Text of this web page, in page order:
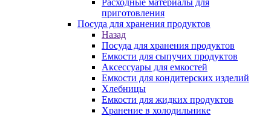
приготовления
Посуда для хранения продуктов
Назад
Посуда для хранения продуктов
Емкости для сыпучих продуктов
Аксессуары для емкостей
Емкости для кондитерских изделий
Хлебницы
Емкости для жидких продуктов
Хранение в холодильнике